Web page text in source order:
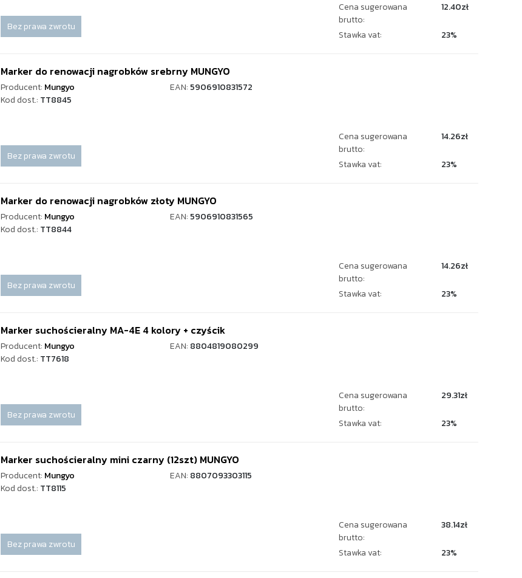
Bez prawa zwrotu
Cena sugerowana
brutto:
12.40zł
Stawka vat: 23%
Marker do renowacji nagrobków srebrny MUNGYO
Producent: Mungyo EAN: 5906910831572
Kod dost.: TT8845
Bez prawa zwrotu
Cena sugerowana
brutto:
14.26zł
Stawka vat: 23%
Marker do renowacji nagrobków złoty MUNGYO
Producent: Mungyo EAN: 5906910831565
Kod dost.: TT8844
Bez prawa zwrotu
Cena sugerowana
brutto:
14.26zł
Stawka vat: 23%
Marker suchościeralny MA-4E 4 kolory + czyścik
Producent: Mungyo EAN: 8804819080299
Kod dost.: TT7618
Bez prawa zwrotu
Cena sugerowana
brutto:
29.31zł
Stawka vat: 23%
Marker suchościeralny mini czarny (12szt) MUNGYO
Producent: Mungyo EAN: 8807093303115
Kod dost.: TT8115
Bez prawa zwrotu
Cena sugerowana
brutto:
38.14zł
Stawka vat: 23%